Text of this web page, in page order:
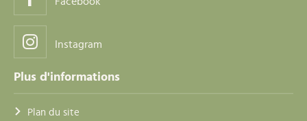
Instagram
Plus d'informations
Plan du site